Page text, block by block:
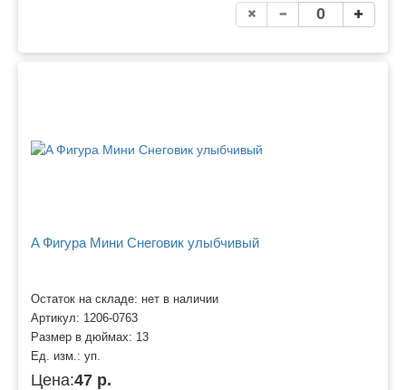
A Фигура Мини Снеговик улыбчивый
Остаток на складе: нет в наличии
Артикул: 1206-0763
Размер в дюймах: 13
Ед. изм.: уп.
Цена:47 р.